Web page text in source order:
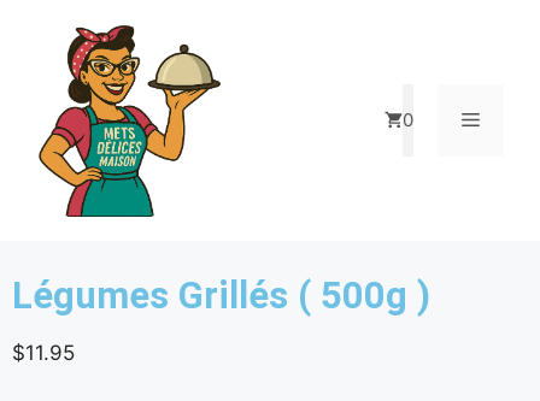
0
Légumes Grillés ( 500g )
$11.95